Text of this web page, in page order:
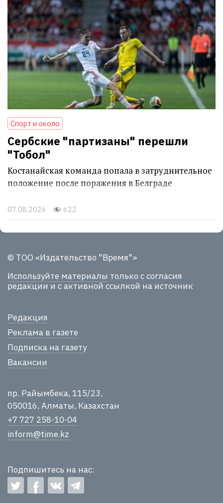
Спорт и около
Сербские "партизаны" перешли
"Тобол"
Костанайская команда попала в затруднительное
положение после поражения в Белграде
07.08.2026 622
© ТОО «Издательство "Время"»
Используйте материалы только с согласия
редакции и с активной ссылкой на источник
Редакция
Реклама в газете
Подписка на газету
Вакансии
пр. Райымбека, 115/23,
050016, Алматы, Казахстан
+7 727 258-10-04
inform@time.kz
Подпишитесь на нас: